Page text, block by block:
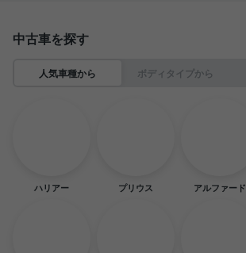
中古車を探す
人気車種から ボディタイプから
ハリアー プリウス アルファード